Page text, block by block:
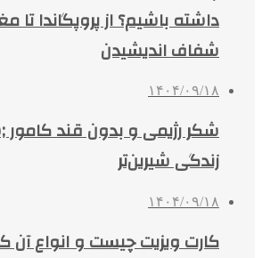
داشته باشیم؟ از پروپگاندا تا
شفاف اندیشیدن
۱۴۰۴/۰۹/۱۸
شکر رژیمی و بدون قند کامور
زندگی شیرین‌تر
۱۴۰۴/۰۹/۱۸
کارت ویزیت چیست و انواع آن